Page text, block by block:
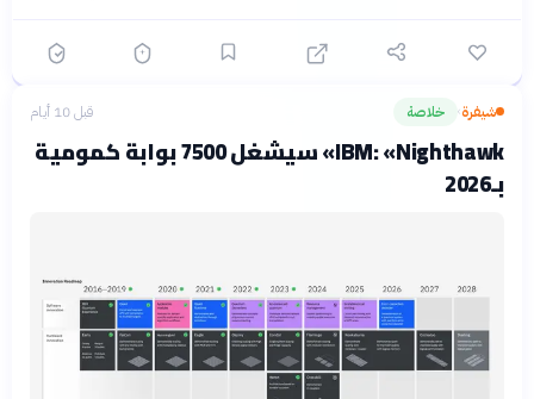
شيفرة› خلاصة قبل 10 أيام
IBM: «Nighthawk» سيشغل 7500 بوابة كمومية
بـ2026